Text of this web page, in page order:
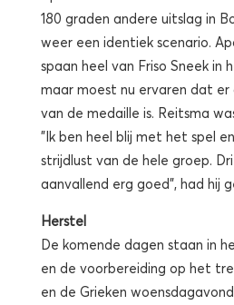
180 graden andere uitslag in
weer een identiek scenario.
spaan heel van Friso Sneek in
maar moest nu ervaren dat er
van de medaille is. Reitsma
”Ik ben heel blij met het spel
strijdlust van de hele groep.
aanvallend erg goed”, had hij
Herstel
De komende dagen staan in
en de voorbereiding op het
en de Grieken